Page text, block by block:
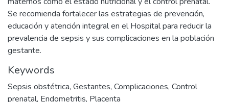
Se recomienda fortalecer las estrategias de prevención,
educación y atención integral en el Hospital para reducir la
prevalencia de sepsis y sus complicaciones en la población
gestante.
Keywords
Sepsis obstétrica, Gestantes, Complicaciones, Control
prenatal, Endometritis, Placenta